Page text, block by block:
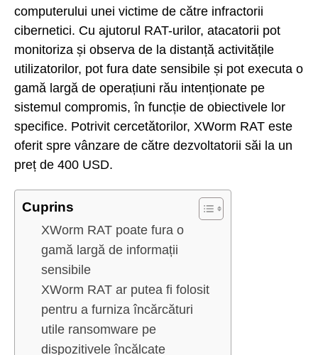
computerului unei victime de către infractorii
cibernetici. Cu ajutorul RAT-urilor, atacatorii pot
monitoriza și observa de la distanță activitățile
utilizatorilor, pot fura date sensibile și pot executa o
gamă largă de operațiuni rău intenționate pe
sistemul compromis, în funcție de obiectivele lor
specifice. Potrivit cercetătorilor, XWorm RAT este
oferit spre vânzare de către dezvoltatorii săi la un
preț de 400 USD.
Cuprins
XWorm RAT poate fura o
gamă largă de informații
sensibile
XWorm RAT ar putea fi folosit
pentru a furniza încărcături
utile ransomware pe
dispozitivele încălcate